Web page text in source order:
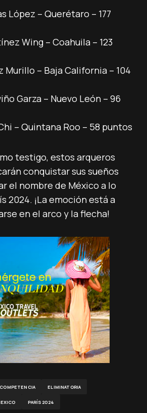
López – Querétaro – 177
Wing – Coahuila – 123
Murillo – Baja California – 104
Garza – Nuevo León – 96
– Quintana Roo – 58 puntos
testigo, estos arqueros
conquistar sus sueños
el nombre de México a lo
2024. ¡La emoción está a
en el arco y la flecha!
COMPETENCIA ELIMINATORIA
PARÍS2024